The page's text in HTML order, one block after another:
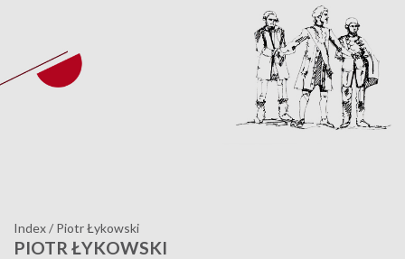
Index/ Piotr Łykowski
PIOTR ŁYKOWSKI